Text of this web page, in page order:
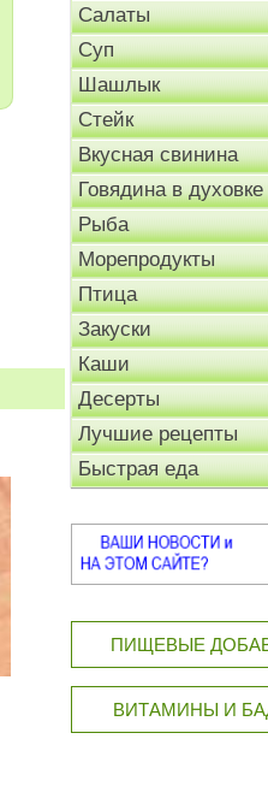
Салаты
Суп
Шашлык
Стейк
Вкусная свинина
Говядина в духовке
Рыба
Морепродукты
Птица
Закуски
Каши
Десерты
Лучшие рецепты
Быстрая еда
ПИЩЕВЫЕ
ВИТАМИНЫ И